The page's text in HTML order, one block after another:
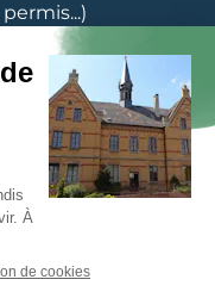
Tous droits réservés
Réglement location